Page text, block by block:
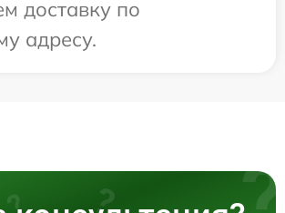
доставку по
адресу.